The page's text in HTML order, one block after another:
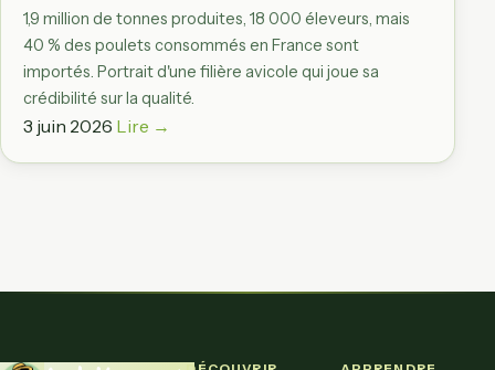
1,9 million de tonnes produites, 18 000 éleveurs, mais
40 % des poulets consommés en France sont
importés. Portrait d'une filière avicole qui joue sa
crédibilité sur la qualité.
3 juin 2026 Lire →